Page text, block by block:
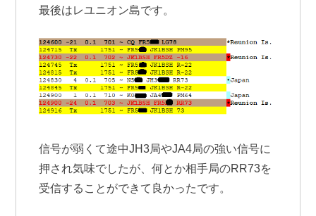
最後はレユニオン島です。
信号が弱くて途中JH3局やJA4局の強い信号に
押され気味でしたが、何とか相手局のRR73を
受信することができて良かったです。